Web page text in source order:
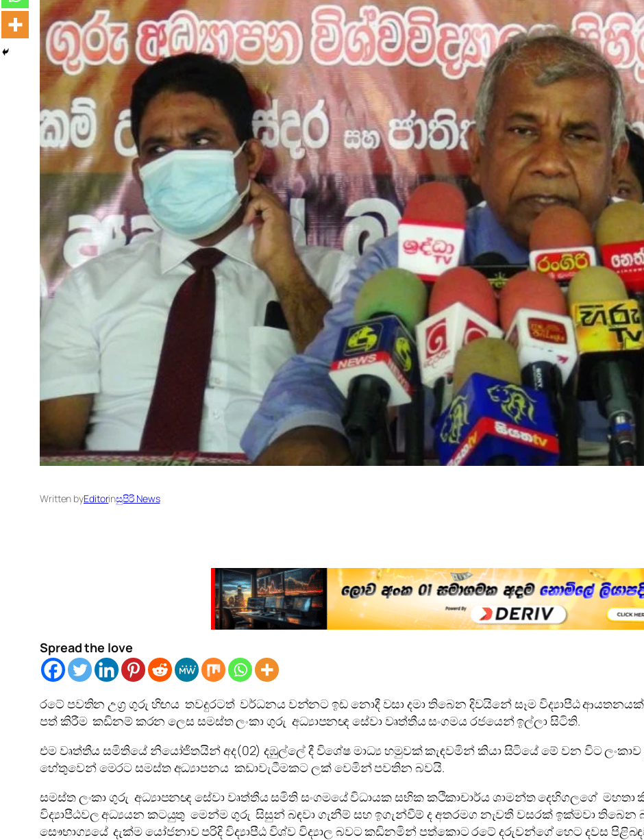
Written byEditorinසුපිරි News
Spread the love
රටේ පවතින උග්‍ර ගුරු හිඟය තවදුරටත් වර්ධනය වන්නට ඉඩ නොදී වසා දමා තිබෙන දිවයිනේ සෑම විද්‍යාපීඨ
පත් කිරීම කඩිනම් කරන ලෙස සමස්ත ලංකා ගුරු අධ්‍යාපනඥ සේවා වෘත්තීය සංගමය රජයෙන් ඉල්ලා සිටිති.
එම වෘත්තීය සමිතියේ නියෝජිතයින් අද(02) දඹුල්ලේ දී විශේෂ මාධ්‍ය හමුවක් කැඳවමින් කියා සිටියේ මේ වන විට
හේතුවෙන් මෙරට සමස්ත අධ්‍යාපනය කඩාවැටීමකට ලක් වෙමින් පවතින බවයි.
සමස්ත ලංකා ගුරු අධ්‍යාපනඥ සේවා වෘත්තීය සමිති සංගමයේ විධායක සභික කථිකාචාර්ය ශාමන්ත දෙහිගලගේ මහතා
විද්‍යාපීඨවල අධ්‍යයන කටයුතු මෙන්ම ගුරු සිසුන් බඳවා ගැනීම් සහ ඉගැන්වීම් ද අතරමග නැවතී වසරක් ඉක්මවා තිබෙන
සෞභාග්‍යයේ දැක්ම යෝජනාව පරිදි විද්‍යාපීඨ විශ්ව විද්‍යාල බවට කඩිනමින් පත්කොට රටේ දරුවන්ගේ හෙට දවස